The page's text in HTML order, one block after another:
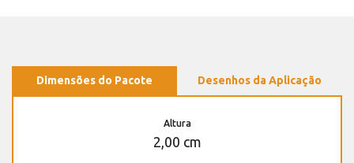
Dimensões do Pacote Desenhos da Aplicação
Altura
2,00 cm